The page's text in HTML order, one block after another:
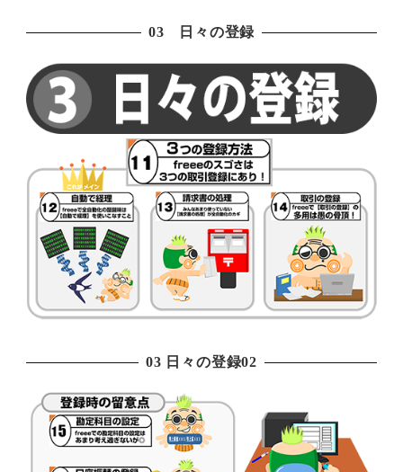
03 日々の登録
03 日々の登録02